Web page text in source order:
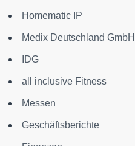
Homematic IP
Medix Deutschland GmbH
IDG
all inclusive Fitness
Messen
Geschäftsberichte